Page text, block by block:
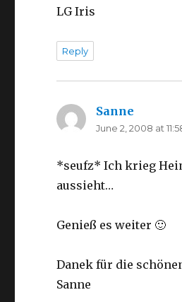
LG Iris
Reply
Sanne
June 2, 2008 at
*seufz* Ich krieg
aussieht…
Genieß es weiter 🙂
Danek für die
Sanne